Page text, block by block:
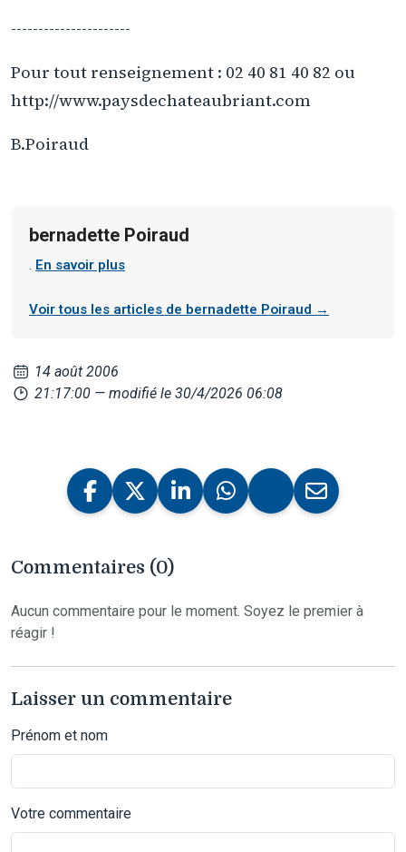
----------------------
Pour tout renseignement : 02 40 81 40 82 ou
http://www.paysdechateaubriant.com
B.Poiraud
bernadette Poiraud
. En savoir plus
Voir tous les articles de bernadette Poiraud →
14 août 2006
21:17:00 — modifié le 30/4/2026 06:08
Commentaires (0)
Aucun commentaire pour le moment. Soyez le premier à
réagir !
Laisser un commentaire
Prénom et nom
Votre commentaire